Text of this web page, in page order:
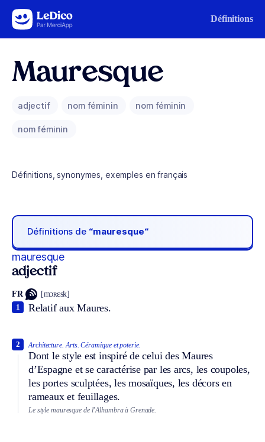
Aller au contenu Définitions
Mauresque
adjectif nom féminin nom féminin
nom féminin
Définitions, synonymes, exemples en français
Définitions de “mauresque“
mauresque
adjectif
FR [mɔʀɛsk]
Relatif aux Maures.
1
Architecture. Arts. Céramique et poterie.
Dont le style est inspiré de celui des Maures
d’Espagne et se caractérise par les arcs, les coupoles,
les portes sculptées, les mosaïques, les décors en
rameaux et feuillages.
2
Le style mauresque de l’Alhambra à Grenade.